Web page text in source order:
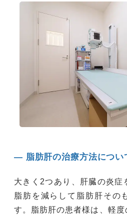
― 脂肪肝の治療方法につい
大きく2つあり、肝臓の炎症
脂肪を減らして脂肪肝その
す。脂肪肝の患者様は、軽